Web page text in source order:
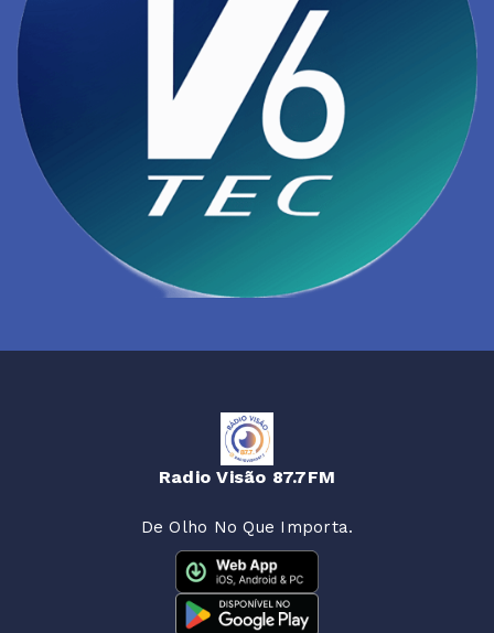
Radio Visão 87.7FM
De Olho No Que Importa.